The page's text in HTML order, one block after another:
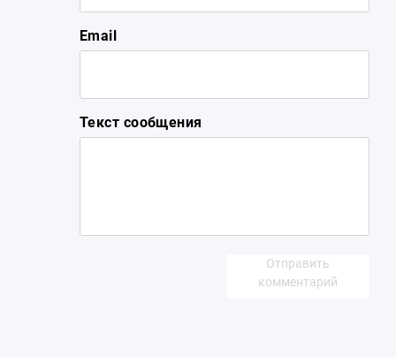
Email
Текст сообщения
Отправить
комментарий